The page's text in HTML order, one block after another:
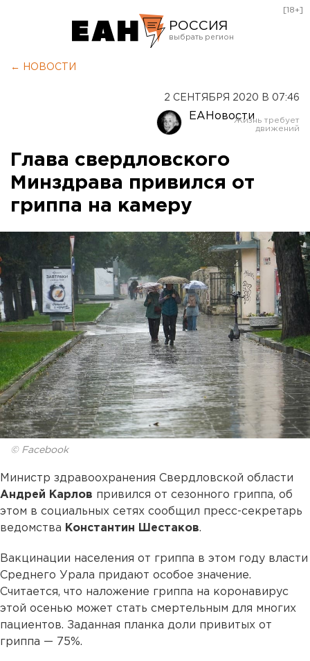
РОССИЯ
Оренбург
[18+]
← НОВОСТИ
2 СЕНТЯБРЯ 2020 В 07:46
ЕАНовости
Глава свердловского
Минздрава привился от
гриппа на камеру
© Facebook
Министр здравоохранения Свердловской области
Андрей Карлов привился от сезонного гриппа, об
этом в социальных сетях сообщил пресс-секретарь
ведомства Константин Шестаков.
Вакцинации населения от гриппа в этом году власти
Среднего Урала придают особое значение.
Считается, что наложение гриппа на коронавирус
этой осенью может стать смертельным для многих
пациентов. Заданная планка доли привитых от
гриппа — 75%.